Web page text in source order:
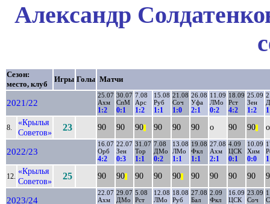
Александр
Сезон:
место, клуб
Игры Голы Матчи
2021/22
25.07
Ахм
1:2
30.07
СпМ
0:1
7.08
Арс
1:2
15.08
Руб
1:1
21.08
Соч
1:0
26.08
Уфа
2:1
11.09
ЛМо
0:2
18.09
Рст
4:2
25.09
Зен
1:2
8.
«Крылья
Советов»
23 90 90 90 90 90 90 о 90 90 о
2022/23
16.07
Орб
4:2
22.07
Зен
0:3
31.07
Тор
1:1
7.08
ДМо
0:2
13.08
ЛМо
1:1
19.08
Фкл
1:1
27.08
Ахм
2:1
4.09
ЦСК
0:1
10.09
Хим
0:0
12.
«Крылья
Советов»
25 90 90 90 90 90 90 90 90 90
2023/24
22.07
Ахм
29.07
ДМо
5.08
Рст
12.08
ЛМо
18.08
Руб
27.08
Бал
2.09
Фкл
16.09
ЦСК
23.09
Соч